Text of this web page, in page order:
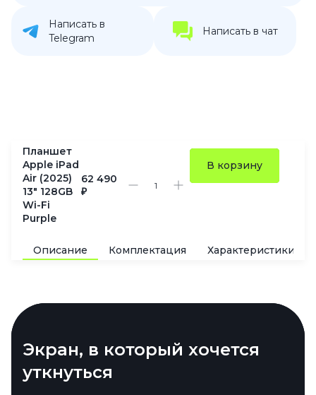
Написать в
Telegram
Написать в чат
Планшет
Apple iPad
Air (2025)
13" 128GB
Wi-Fi
Purple
62 490
₽
В корзину
Описание Комплектация Характеристики
Процессор, который не
тормозит
Экран, в который хочется
уткнуться
Перо и клавиатура на своём
месте
Фронталка, знающая, где ты
Фронтальная камера здесь на 12